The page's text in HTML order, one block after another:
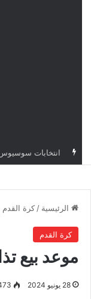
الرئيسية / كرة القدم
كرة القدم
موعد بيع
28 يونيو 2024